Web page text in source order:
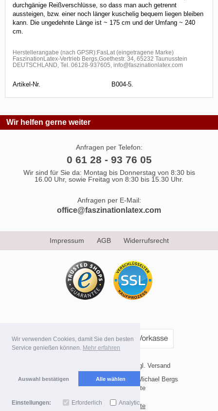
Wir verwenden Cookies, damit Sie den besten
Service genießen können. Mehr erfahren
Auswahl bestätigen Alle wählen
Einstellungen: Erforderlich Analytics
durchgänige Reißverschlüsse, so dass man auch getrennt
aussteigen, bzw. einer noch länger kuschelig bequem liegen bleiben
kann. Die ungedehnte Länge ist ~ 175 cm und der Umfang ~ 240
cm.
Herstellerangabe (nach GPSR):FasLat (eingetragene Marke)
FaszinationLatex-Vertrieb Bergs,Goethestr. 34, 65232 Taunusstein
DEUTSCHLAND, Tel. 06128-937605, info@faszinationlatex.com
Artikel-Nr. B004-5.
Wir helfen gerne weiter
Anfragen per Telefon:
0 61 28 - 93 76 05
Wir sind für Sie da: Montag bis Donnerstag von 8:30 bis
16.00 Uhr, sowie Freitag von 8:30 bis 15.30 Uhr.
Anfragen per E-Mail:
office@faszinationlatex.com
Impressum AGB Widerrufsrecht
* Alle Preise inkl. MwSt. evtl. zzgl. Versand
Copyright 2026 by Internetvertrieb Michael Bergs
Mobile Shop by Shopgate
Zur klassischen Webseite